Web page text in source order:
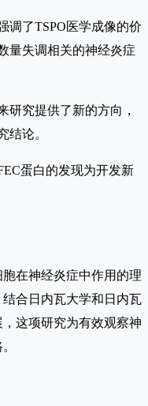
调了TSPO医学成像的价
量失调相关的神经炎症
研究提供了新的方向，
结论。
蛋白的发现为开发新
在神经炎症中作用的理
合日内瓦大学和日内瓦
这项研究为有效观察神